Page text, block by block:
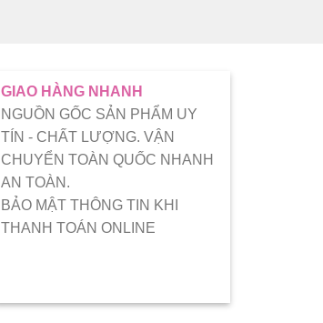
GIAO HÀNG NHANH
NGUỒN GỐC SẢN PHẨM UY
TÍN - CHẤT LƯỢNG. VẬN
CHUYỂN TOÀN QUỐC NHANH
AN TOÀN.
BẢO MẬT THÔNG TIN KHI
THANH TOÁN ONLINE